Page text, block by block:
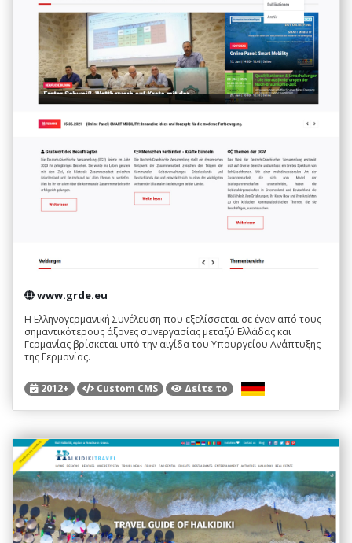
www.grde.eu
Η Ελληνογερμανική Συνέλευση που εξελίσσεται σε έναν από τους
σημαντικότερους άξονες συνεργασίας μεταξύ Ελλάδας και
Γερμανίας βρίσκεται υπό την αιγίδα του Υπουργείου Ανάπτυξης
της Γερμανίας.
2012+ Custom CMS Δείτε το